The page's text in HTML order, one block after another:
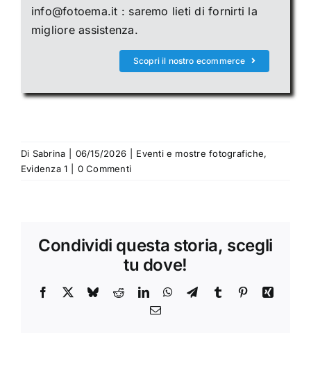
info@fotoema.it : saremo lieti di fornirti la
migliore assistenza.
Scopri il nostro ecommerce
Di Sabrina 06/15/2026 Eventi e mostre fotografiche,
Evidenza 1
0 Commenti
Condividi questa storia, scegli
tu dove!
Facebook BlueskyRedditLinkedInWhatsApp
TelegramTumblr PinterestXing
Email